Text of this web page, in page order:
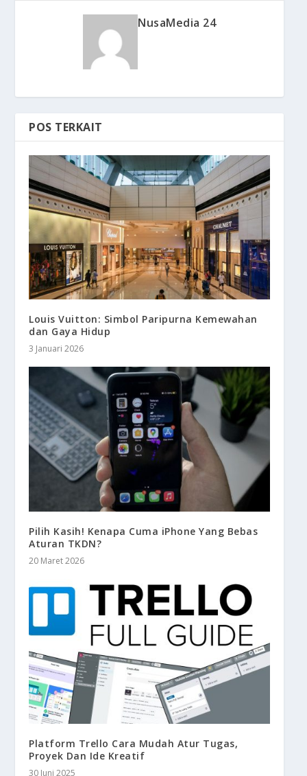
NusaMedia 24
POS TERKAIT
Louis Vuitton: Simbol Paripurna Kemewahan
dan Gaya Hidup
3 Januari 2026
Pilih Kasih! Kenapa Cuma iPhone Yang Bebas
Aturan TKDN?
20 Maret 2026
Platform Trello Cara Mudah Atur Tugas,
Proyek Dan Ide Kreatif
30 Juni 2025